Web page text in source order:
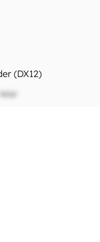
(DX12)